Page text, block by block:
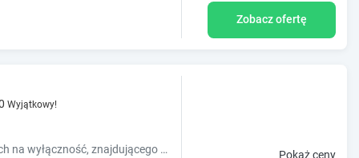
Zobacz ofertę
Wyjątkowy!
Zapraszamy Państwa do domku w górach na wyłączność, znajdującego się w sercu Rudawskiego Parku Krajobrazowego. Pokaż ceny